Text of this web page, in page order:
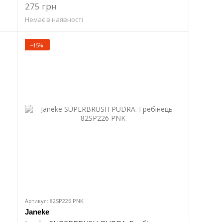
275 грн
Немає в наявності
−15%
Артикул: 82SP226 PNK
Janeke